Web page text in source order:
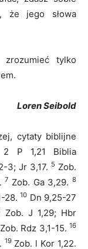
że jego słowa
tylko
Loren Seibold
cytaty biblijne
2 P 1,21 Biblia
3; Jr 3,17. 5 Zob.
7 Zob. Ga 3,29.8
28. 10 Dn 9,25-27
Zob. J 1,29; Hbr
Zob. Rdz 3,1-15. 16
19Zob. l Kor 1,22.